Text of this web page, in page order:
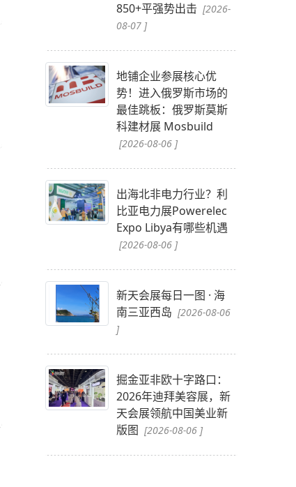
850+平强势出击 [2026-
08-07 ]
地铺企业参展核心优
势！进入俄罗斯市场的
最佳跳板：俄罗斯莫斯
科建材展 Mosbuild
[2026-08-06 ]
出海北非电力行业？利
比亚电力展Powerelec
Expo Libya有哪些机遇
[2026-08-06 ]
新天会展每日一图 · 海
南三亚西岛 [2026-08-06
]
掘金亚非欧十字路口：
2026年迪拜美容展，新
天会展领航中国美业新
版图 [2026-08-06 ]